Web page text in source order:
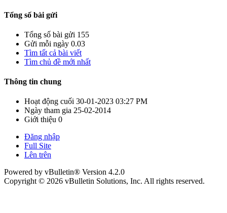
Tổng số bài gửi
Tổng số bài gửi 155
Gửi mỗi ngày 0.03
Tìm tất cả bài viết
Tìm chủ đề mới nhất
Thông tin chung
Hoạt động cuối 30-01-2023 03:27 PM
Ngày tham gia 25-02-2014
Giới thiệu 0
Đăng nhập
Full Site
Lên trên
Powered by vBulletin® Version 4.2.0
Copyright © 2026 vBulletin Solutions, Inc. All rights reserved.